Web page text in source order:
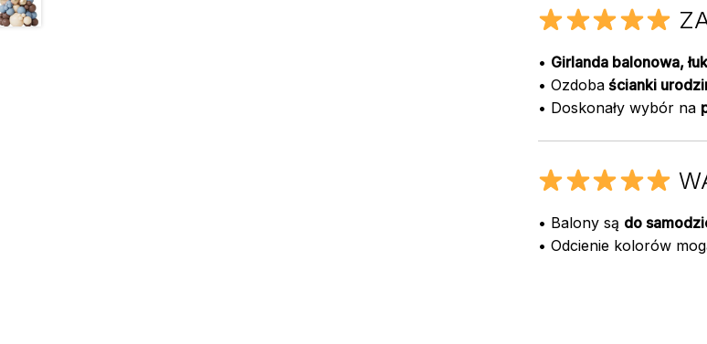
• Girlanda balonowa,
• Ozdobaścianki
• Doskonały wybór na
• Balony są do
• Odcienie kolorów